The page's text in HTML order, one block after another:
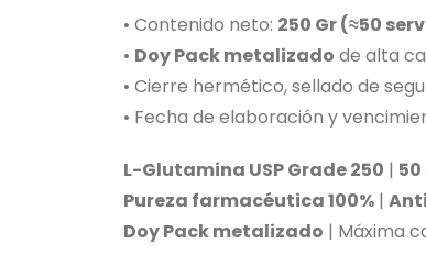
• Contenido neto: 250 Gr (≈50
• Doy Pack metalizado de alta
• Cierre hermético, sellado de
• Fecha de elaboración y
L-Glutamina USP Grade 250 |
Pureza farmacéutica 100% |
Doy Pack metalizado | Máxima